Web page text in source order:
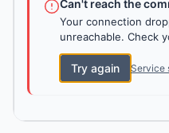
Can't reach the
Your connection
unreachable. Check
Try again Service